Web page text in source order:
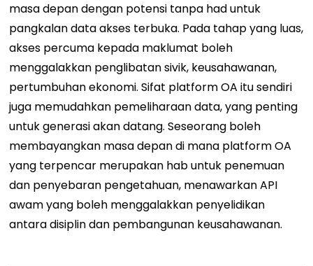
masa depan dengan potensi tanpa had untuk
pangkalan data akses terbuka. Pada tahap yang luas,
akses percuma kepada maklumat boleh
menggalakkan penglibatan sivik, keusahawanan,
pertumbuhan ekonomi. Sifat platform OA itu sendiri
juga memudahkan pemeliharaan data, yang penting
untuk generasi akan datang. Seseorang boleh
membayangkan masa depan di mana platform OA
yang terpencar merupakan hab untuk penemuan
dan penyebaran pengetahuan, menawarkan API
awam yang boleh menggalakkan penyelidikan
antara disiplin dan pembangunan keusahawanan.